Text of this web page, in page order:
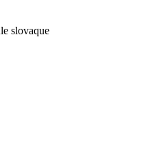
slovaque